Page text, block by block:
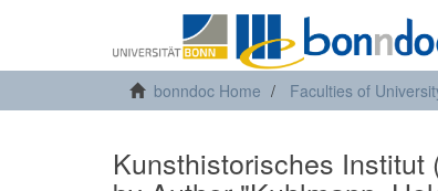
bonndoc Home Faculties of
Kunsthistorisches